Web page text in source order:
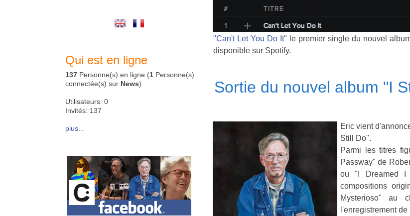
Qui est en ligne
137 Personne(s) en ligne (1 Personne(s)
connectée(s) sur News)
Utilisateurs: 0
Invités: 137
plus...
"Can't Let You Do It" le premier single du nouvel
disponible sur Spotify.
Sortie du nouvel album "I
Eric vient
Still Do".
Parmi les titres
Passway" de
ou "I Dreamed I
compositions
Mysterioso" au
l'enregistrement